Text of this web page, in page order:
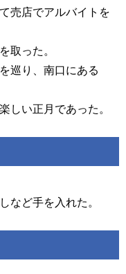
売店でアルバイトを
取った。
巡り、南口にある
しい正月であった。
など手を入れた。